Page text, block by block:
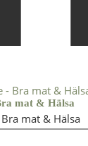
mat & Hälsa
mat & Hälsa